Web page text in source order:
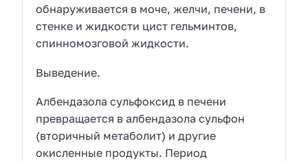
обнаруживается в моче, желчи, печени, в
стенке и жидкости цист гельминтов,
спинномозговой жидкости.
Выведение.
Албендазола сульфоксид в печени
превращается в албендазола сульфон
(вторичный метаболит) и другие
окисленные продукты. Период